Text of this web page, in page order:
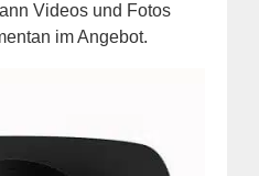
Videos und Fotos
im Angebot.